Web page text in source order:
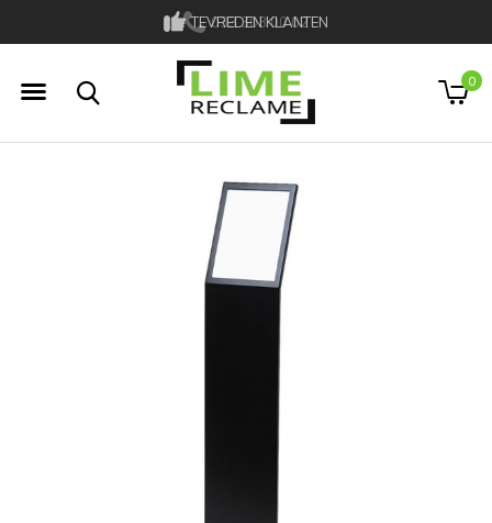
TEVREDEN KLANTEN
033 303 00 02
0